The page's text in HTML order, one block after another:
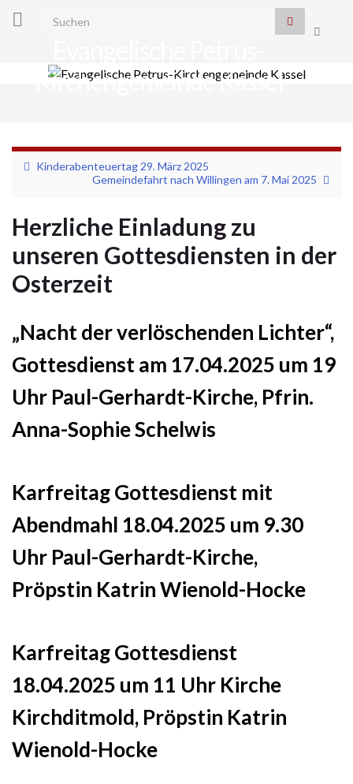
Search for:
Kirchengemeinde Kassel
Kinderabenteuertag 29. März 2025
Gemeindefahrt nach Willingen am 7. Mai 2025
Herzliche Einladung zu
unseren Gottesdiensten in der
Osterzeit
„Nacht der verlöschenden Lichter“,
Gottesdienst am 17.04.2025 um 19
Uhr Paul-Gerhardt-Kirche, Pfrin.
Anna-Sophie Schelwis
Karfreitag Gottesdienst mit
Abendmahl 18.04.2025 um 9.30
Uhr Paul-Gerhardt-Kirche,
Pröpstin Katrin Wienold-Hocke
Karfreitag Gottesdienst
18.04.2025 um 11 Uhr Kirche
Kirchditmold, Pröpstin Katrin
Wienold-Hocke